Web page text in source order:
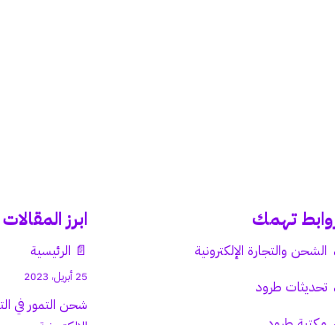
تهمك
الشحن والتجارة الإلكترونية
تحديثات طرود
ابرز المقالات
📄 الرئيسية
25 أبريل، 2023
شحن التمور في